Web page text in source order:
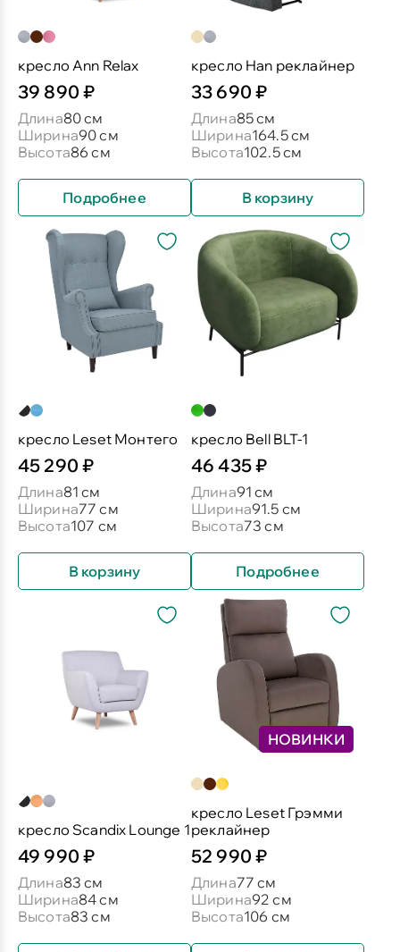
кресло Ann Relax
39 890 ₽
Длина80 см
Ширина90 см
Высота86 см
Подробнее
кресло Han реклайнер
33 690 ₽
Длина85 см
Ширина164.5 см
Высота102.5 см
В корзину
кресло Leset Монтего
45 290 ₽
Длина81 см
Ширина77 см
Высота107 см
В корзину
кресло Bell BLT-1
46 435 ₽
Длина91 см
Ширина91.5 см
Высота73 см
Подробнее
кресло Scandix Lounge 1
49 990 ₽
Длина83 см
Ширина84 см
Высота83 см
НОВИНКИ
кресло Leset Грэмми
реклайнер
52 990 ₽
Длина77 см
Ширина92 см
Высота106 см